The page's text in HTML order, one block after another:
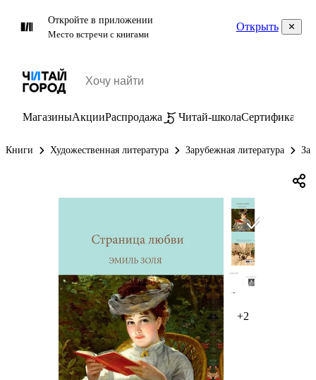
Откройте в приложении
Место встречи с книгами
Открыть
МагазиныАкцииРаспродажа Читай-школаСертификаты
Книги Художественная литература Зарубежная литература
+2